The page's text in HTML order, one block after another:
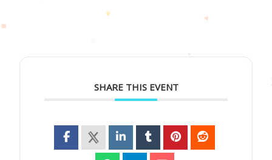
SHARE THIS EVENT